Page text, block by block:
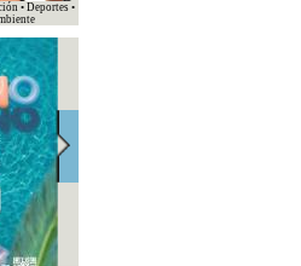
• Deportes •